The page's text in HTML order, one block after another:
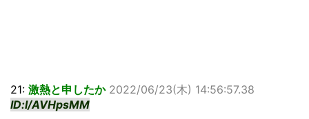
21: 激熱と申したか 2022/06/23(木) 14:56:57.38
ID:l/AVHpsMM